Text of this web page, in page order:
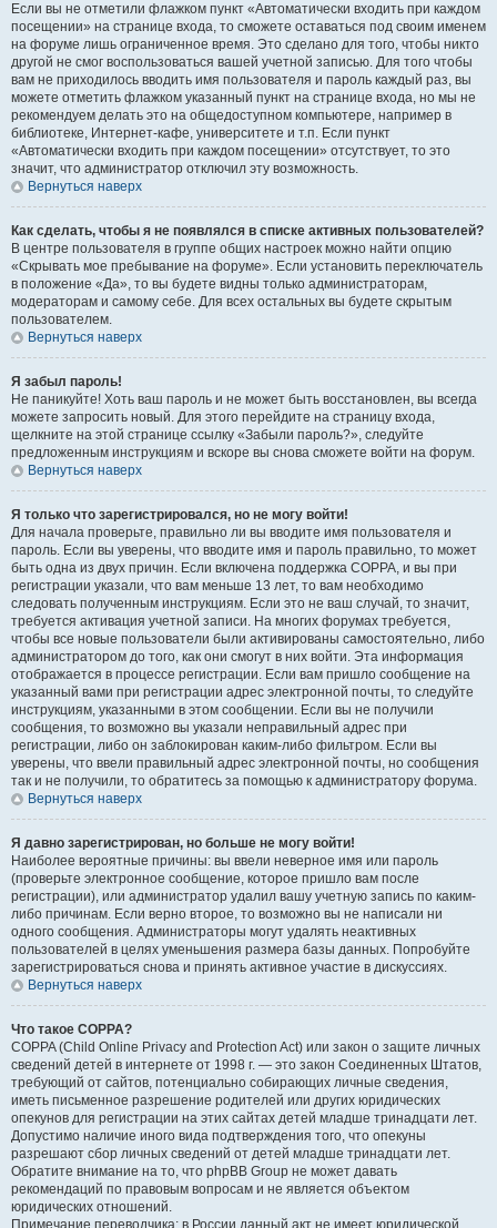
Если вы не отметили флажком пункт «Автоматически входить при каждом
посещении» на странице входа, то сможете оставаться под своим именем
на форуме лишь ограниченное время. Это сделано для того, чтобы никто
другой не смог воспользоваться вашей учетной записью. Для того чтобы
вам не приходилось вводить имя пользователя и пароль каждый раз, вы
можете отметить флажком указанный пункт на странице входа, но мы не
рекомендуем делать это на общедоступном компьютере, например в
библиотеке, Интернет-кафе, университете и т.п. Если пункт
«Автоматически входить при каждом посещении» отсутствует, то это
значит, что администратор отключил эту возможность.
Вернуться наверх
Как сделать, чтобы я не появлялся в списке активных пользователей?
В центре пользователя в группе общих настроек можно найти опцию
«Скрывать мое пребывание на форуме». Если установить переключатель
в положение «Да», то вы будете видны только администраторам,
модераторам и самому себе. Для всех остальных вы будете скрытым
пользователем.
Вернуться наверх
Я забыл пароль!
Не паникуйте! Хоть ваш пароль и не может быть восстановлен, вы всегда
можете запросить новый. Для этого перейдите на страницу входа,
щелкните на этой странице ссылку «Забыли пароль?», следуйте
предложенным инструкциям и вскоре вы снова сможете войти на форум.
Вернуться наверх
Я только что зарегистрировался, но не могу войти!
Для начала проверьте, правильно ли вы вводите имя пользователя и
пароль. Если вы уверены, что вводите имя и пароль правильно, то может
быть одна из двух причин. Если включена поддержка COPPA, и вы при
регистрации указали, что вам меньше 13 лет, то вам необходимо
следовать полученным инструкциям. Если это не ваш случай, то значит,
требуется активация учетной записи. На многих форумах требуется,
чтобы все новые пользователи были активированы самостоятельно, либо
администратором до того, как они смогут в них войти. Эта информация
отображается в процессе регистрации. Если вам пришло сообщение на
указанный вами при регистрации адрес электронной почты, то следуйте
инструкциям, указанными в этом сообщении. Если вы не получили
сообщения, то возможно вы указали неправильный адрес при
регистрации, либо он заблокирован каким-либо фильтром. Если вы
уверены, что ввели правильный адрес электронной почты, но сообщения
так и не получили, то обратитесь за помощью к администратору форума.
Вернуться наверх
Я давно зарегистрирован, но больше не могу войти!
Наиболее вероятные причины: вы ввели неверное имя или пароль
(проверьте электронное сообщение, которое пришло вам после
регистрации), или администратор удалил вашу учетную запись по каким-
либо причинам. Если верно второе, то возможно вы не написали ни
одного сообщения. Администраторы могут удалять неактивных
пользователей в целях уменьшения размера базы данных. Попробуйте
зарегистрироваться снова и принять активное участие в дискуссиях.
Вернуться наверх
Что такое COPPA?
COPPA (Child Online Privacy and Protection Act) или закон о защите личных
сведений детей в интернете от 1998 г. — это закон Соединенных Штатов,
требующий от сайтов, потенциально собирающих личные сведения,
иметь письменное разрешение родителей или других юридических
опекунов для регистрации на этих сайтах детей младше тринадцати лет.
Допустимо наличие иного вида подтверждения того, что опекуны
разрешают сбор личных сведений от детей младше тринадцати лет.
Обратите внимание на то, что phpBB Group не может давать
рекомендаций по правовым вопросам и не является объектом
юридических отношений.
Примечание переводчика: в России данный акт не имеет юридической